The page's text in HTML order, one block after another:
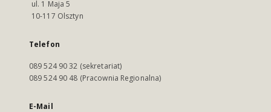
ul. 1 Maja 5
10-117 Olsztyn
Telefon
089 524 90 32 (sekretariat)
089 524 90 48 (Pracownia Regionalna)
E-Mail